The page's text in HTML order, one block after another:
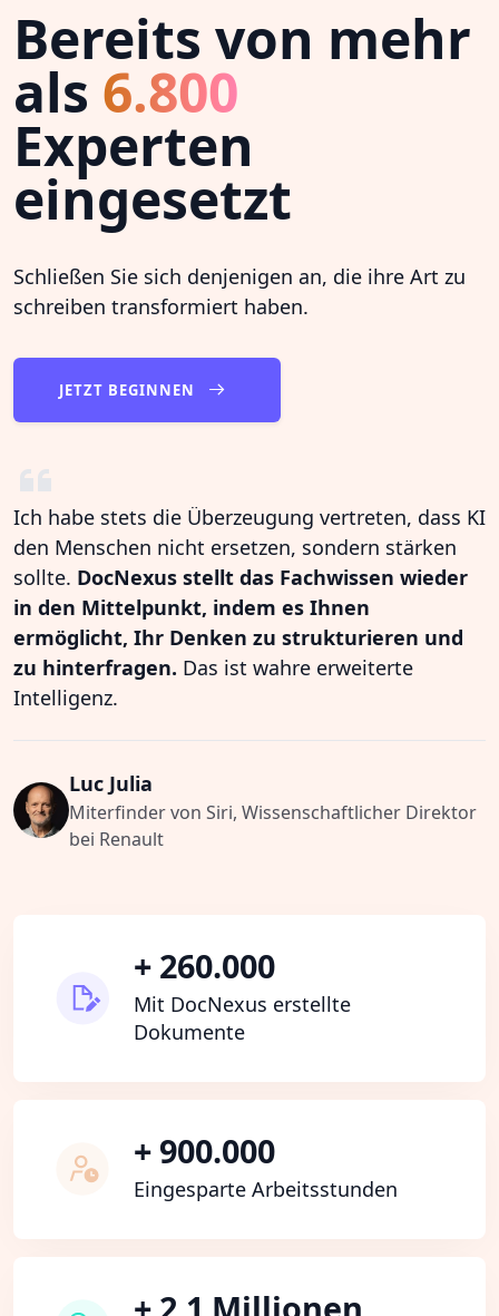
Bereits von mehr
als 6.800
Experten
eingesetzt
Schließen Sie sich denjenigen an, die ihre Art zu
schreiben transformiert haben.
JETZT BEGINNEN
Ich habe stets die Überzeugung vertreten, dass KI
den Menschen nicht ersetzen, sondern stärken
sollte. DocNexus stellt das Fachwissen wieder
in den Mittelpunkt, indem es Ihnen
ermöglicht, Ihr Denken zu strukturieren und
zu hinterfragen. Das ist wahre erweiterte
Intelligenz.
Luc Julia
Miterfinder von Siri, Wissenschaftlicher Direktor
bei Renault
+ 260.000
Mit DocNexus erstellte
Dokumente
+ 900.000
Eingesparte Arbeitsstunden